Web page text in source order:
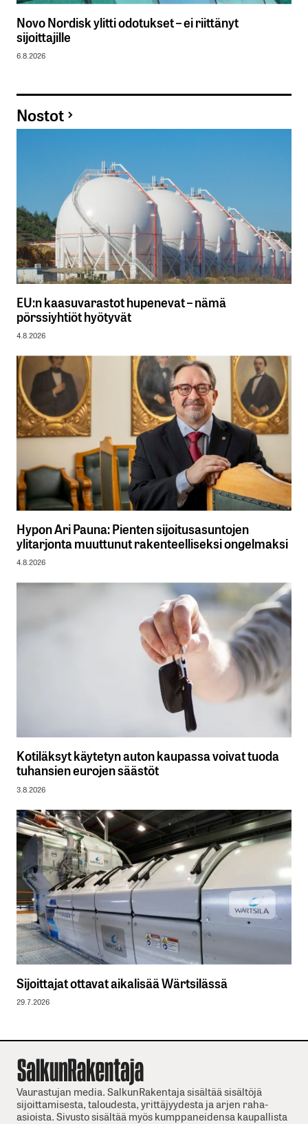
Novo Nordisk ylitti odotukset – ei riittänyt
sijoittajille
6.8.2026
Nostot
EU:n kaasuvarastot hupenevat – nämä
pörssiyhtiöt hyötyvät
4.8.2026
Hypon Ari Pauna: Pienten sijoitusasuntojen
ylitarjonta muuttunut rakenteelliseksi ongelmaksi
4.8.2026
Kotiläksyt käytetyn auton kaupassa voivat tuoda
tuhansien eurojen säästöt
3.8.2026
Sijoittajat ottavat aikalisää Wärtsilässä
29.7.2026
Vaurastujan media. SalkunRakentaja sisältää sisältöjä
sijoittamisesta, taloudesta, yrittäjyydesta ja arjen raha-
asioista. Sivusto sisältää myös kumppaneidensa kaupallista